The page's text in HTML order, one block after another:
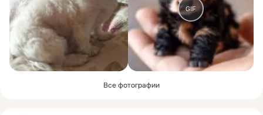
GIF
Все фотографии